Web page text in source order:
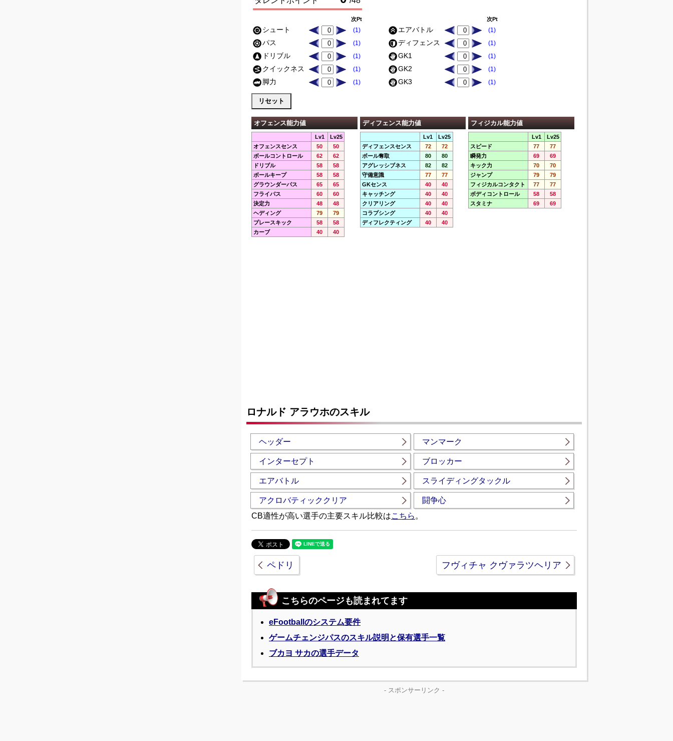
次Pt
シュート (1)
パス (1)
ドリブル (1)
クイックネス (1)
脚力 (1)
次Pt
エアバトル (1)
ディフェンス (1)
GK1 (1)
GK2 (1)
GK3 (1)
オフェンス能力値
Lv1
Lv25
オフェンスセンス
50
50
ボールコントロール
62
62
ドリブル
58
58
ボールキープ
58
58
グラウンダーパス
65
65
フライパス
60
60
決定力
48
48
ヘディング
79
79
プレースキック
58
58
カーブ
40 40
ディフェンス能力値
Lv1
Lv25
ディフェンスセンス
72
72
ボール奪取
80
80
アグレッシブネス
82
82
守備意識
77
77
GKセンス
40
40
キャッチング
40
40
クリアリング
40
40
コラプシング
40
40
ディフレクティング
40 40
フィジカル能力値
Lv1
Lv25
スピード
77
77
瞬発力
69
69
キック力
70
70
ジャンプ
79
79
フィジカルコンタクト
77
77
ボディコントロール
58
58
スタミナ
69 69
ロナルド アラウホのスキル
ヘッダー マンマーク
インターセプト ブロッカー
エアバトル スライディングタックル
アクロバティッククリア
闘争心
CB適性が高い選手の主要スキル比較はこちら 。
ペドリ フヴィチャ クヴァラツヘリア
こちらのページも読まれてます
eFootballのシステム要件
ゲームチェンジパスのスキル説明と保有選手一覧
ブカヨ サカの選手データ
- スポンサーリンク -